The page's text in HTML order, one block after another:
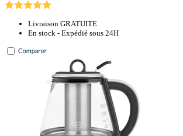
Livraison GRATUITE
En stock - Expédié sous 24H